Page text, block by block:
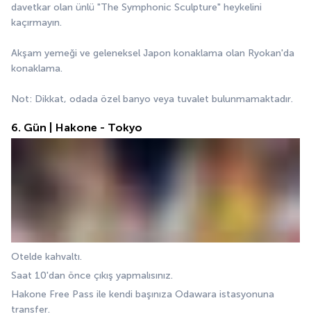
davetkar olan ünlü "The Symphonic Sculpture" heykelini
kaçırmayın.
Akşam yemeği ve geleneksel Japon konaklama olan Ryokan'da
konaklama.
Not: Dikkat, odada özel banyo veya tuvalet bulunmamaktadır.
6. Gün | Hakone - Tokyo
Otelde kahvaltı.
Saat 10'dan önce çıkış yapmalısınız.
Hakone Free Pass ile kendi başınıza Odawara istasyonuna
transfer.